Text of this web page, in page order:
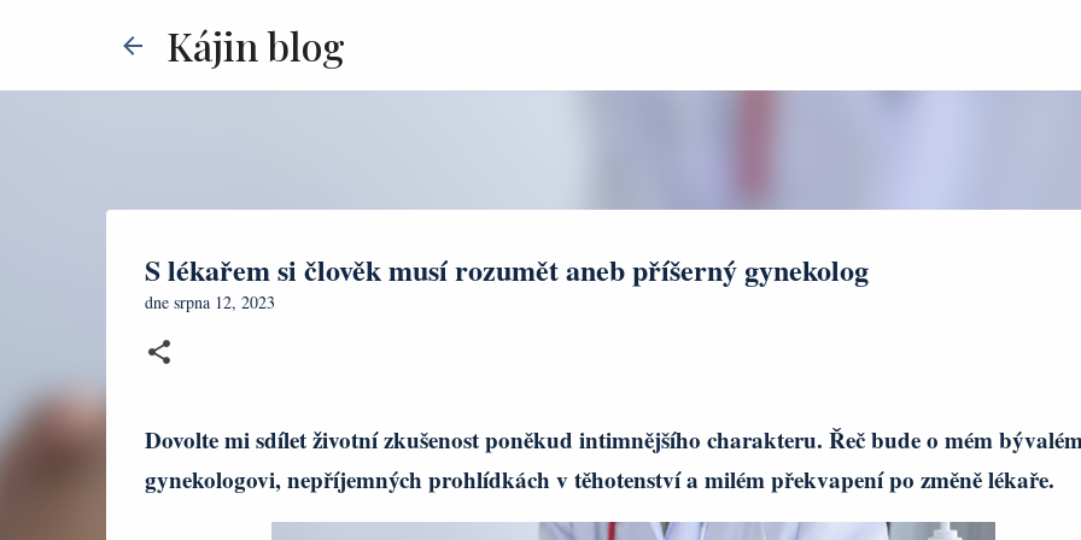
Kájin blog
S lékařem si člověk musí rozumět aneb příšerný gynekolog
dne srpna 12, 2023
Dovolte mi sdílet životní zkušenost poněkud intimnějšího charakteru. Řeč bude o mém
gynekologovi, nepříjemných prohlídkách v těhotenství a milém překvapení po změně lékaře.